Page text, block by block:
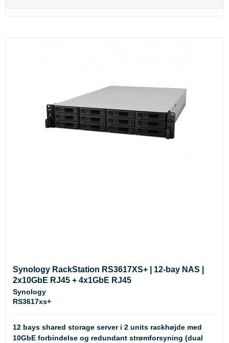
Synology RackStation RS3617XS+ | 12-bay NAS |
2x10GbE RJ45 + 4x1GbE RJ45
Synology
RS3617xs+
12 bays shared storage server i 2 units rackhøjde med
10GbE forbindelse og redundant strømforsyning (dual